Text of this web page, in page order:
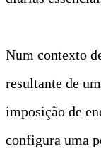
Num contexto
resultante de
imposição de
configura uma